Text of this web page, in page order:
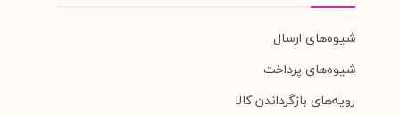
شیوه‌های ارسال
شیوه‌های پرداخت
رویه‌های بازگرداندن کالا